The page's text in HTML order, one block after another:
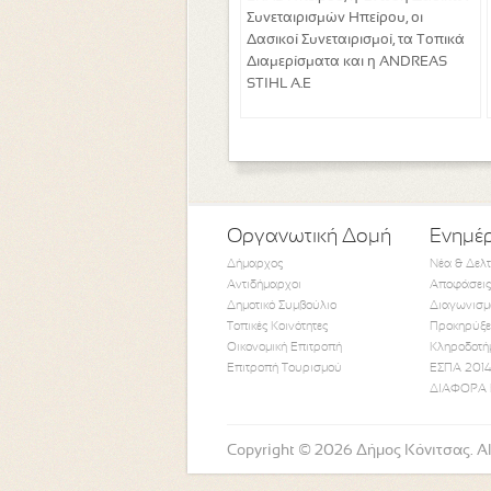
Συνεταιρισμών Ηπείρου, οι
Δασικοί Συνεταιρισμοί, τα Τοπικά
Διαμερίσματα και η ANDREAS
STIHL A.E
Οργανωτική Δομή
Δήμαρχος
Αντιδήμαρχοι
Δημοτικό Συμβούλιο
Τοπικές Κοινότητες
Οικονομική Επιτροπή
Επιτροπή Τουρισμού
Νέα &
ΕΣΠΑ
ΔΙΑΦΟΡΑ
Copyright © 2026 Δήμος Κόνιτσας.